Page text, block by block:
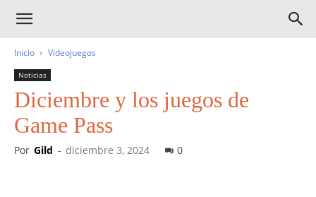
Inicio Videojuegos
Noticias
Diciembre y los juegos de
Game Pass
Por Gild - diciembre 3, 2024 0